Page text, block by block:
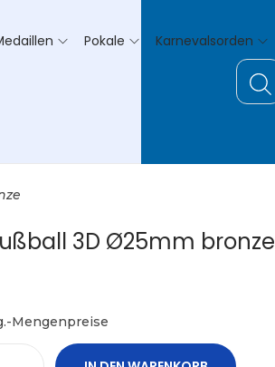
Pokale Karnevalsorden
3D Ø25mm bronze
Mengenpreise